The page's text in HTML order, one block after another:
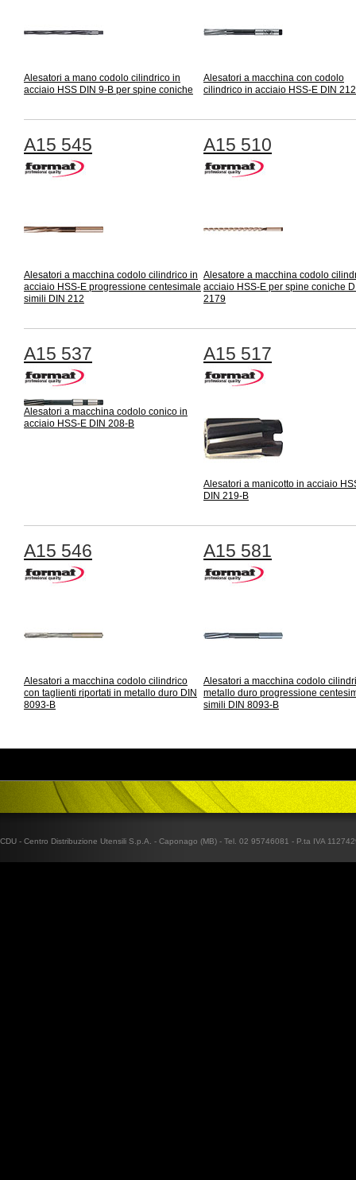
Alesatori a mano codolo cilindrico in
acciaio HSS DIN 9-B per spine coniche
Alesatori a macchina con codolo
cilindrico in acciaio HSS-E DIN
A15 545
Alesatori a macchina codolo cilindrico in
acciaio HSS-E progressione centesimale
simili DIN 212
A15 510
Alesatore a macchina codolo
acciaio HSS-E per spine coniche
2179
A15 537
Alesatori a macchina codolo conico in
acciaio HSS-E DIN 208-B
A15 517
Alesatori a manicotto in acciaio
DIN 219-B
A15 546
Alesatori a macchina codolo cilindrico
con taglienti riportati in metallo duro DIN
8093-B
A15 581
Alesatori a macchina codolo
metallo duro progressione
simili DIN 8093-B
CDU - Centro Distribuzione Utensili S.p.A. - Caponago (MB) - Tel. 02 95746081 - P.ta IVA